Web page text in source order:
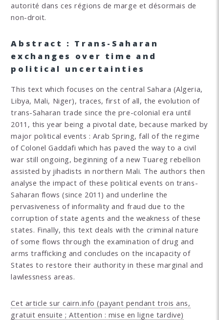
autorité dans ces régions de marge et désormais de
non-droit.
Abstract : Trans-Saharan
exchanges over time and
political uncertainties
This text which focuses on the central Sahara (Algeria,
Libya, Mali, Niger), traces, first of all, the evolution of
trans-Saharan trade since the pre-colonial era until
2011, this year being a pivotal date, because marked by
major political events : Arab Spring, fall of the regime
of Colonel Gaddafi which has paved the way to a civil
war still ongoing, beginning of a new Tuareg rebellion
assisted by jihadists in northern Mali. The authors then
analyse the impact of these political events on trans-
Saharan flows (since 2011) and underline the
pervasiveness of informality and fraud due to the
corruption of state agents and the weakness of these
states. Finally, this text deals with the criminal nature
of some flows through the examination of drug and
arms trafficking and concludes on the incapacity of
States to restore their authority in these marginal and
lawlessness areas.
Cet article sur cairn.info (payant pendant trois ans,
gratuit ensuite ; Attention : mise en ligne tardive)